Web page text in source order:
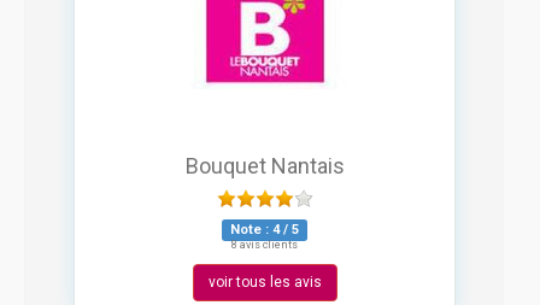
Bouquet Nantais
Note : 4/ 5
8 avis clients
voir tous les avis